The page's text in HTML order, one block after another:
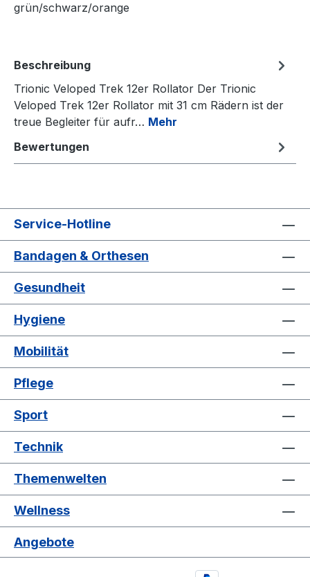
grün/schwarz/orange
Beschreibung
Trionic Veloped Trek 12er Rollator Der Trionic
Veloped Trek 12er Rollator mit 31 cm Rädern ist der
treue Begleiter für aufr… Mehr
Bewertungen
Service-Hotline
Bandagen & Orthesen
Gesundheit
Hygiene
Mobilität
Pflege
Sport
Technik
Themenwelten
Wellness
Angebote